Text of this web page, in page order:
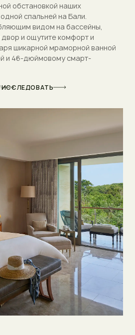
обстановкой наших
спальней на Бали.
видом на бассейны,
двор и ощутите комфорт и
шикарной мраморной ванной
и 46-дюймовому смарт-
ИССЛЕДОВАТЬ